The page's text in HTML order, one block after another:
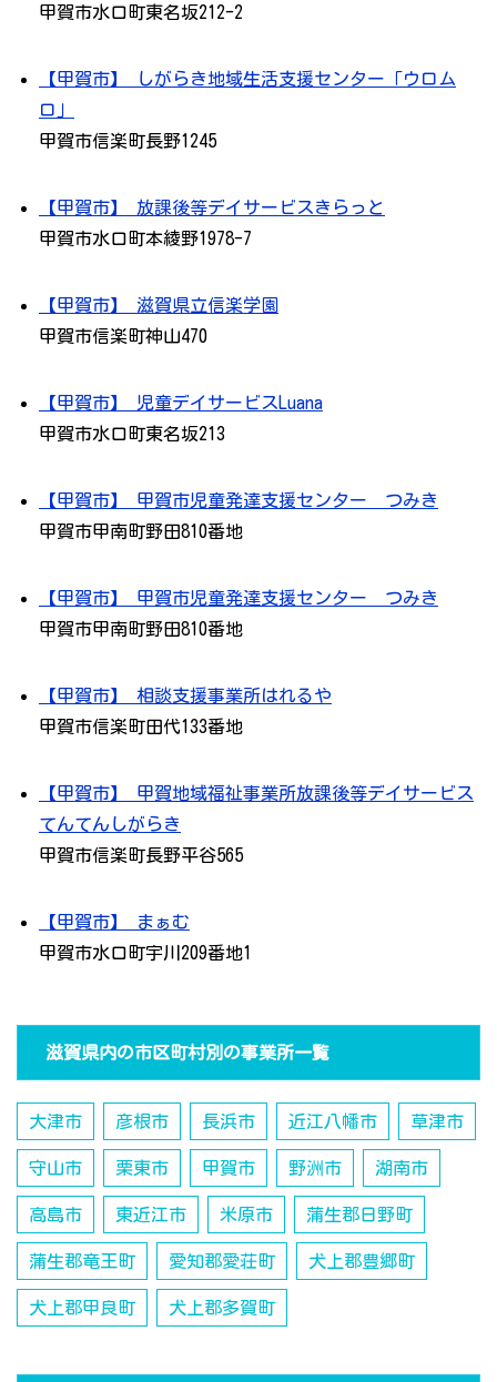
甲賀市水口町東名坂212-2
【甲賀市】 しがらき地域生活支援センター「ウロム
ロ」
甲賀市信楽町長野1245
【甲賀市】 放課後等デイサービスきらっと
甲賀市水口町本綾野1978-7
【甲賀市】 滋賀県立信楽学園
甲賀市信楽町神山470
【甲賀市】 児童デイサービスLuana
甲賀市水口町東名坂213
【甲賀市】 甲賀市児童発達支援センター つみき
甲賀市甲南町野田810番地
【甲賀市】 甲賀市児童発達支援センター つみき
甲賀市甲南町野田810番地
【甲賀市】 相談支援事業所はれるや
甲賀市信楽町田代133番地
【甲賀市】 甲賀地域福祉事業所放課後等デイサービス
てんてんしがらき
甲賀市信楽町長野平谷565
【甲賀市】 まぁむ
甲賀市水口町宇川209番地1
滋賀県内の市区町村別の事業所一覧
大津市 彦根市 長浜市 近江八幡市 草津市
守山市 栗東市 甲賀市 野洲市 湖南市
高島市 東近江市 米原市 蒲生郡日野町
蒲生郡竜王町 愛知郡愛荘町 犬上郡豊郷町
犬上郡甲良町 犬上郡多賀町